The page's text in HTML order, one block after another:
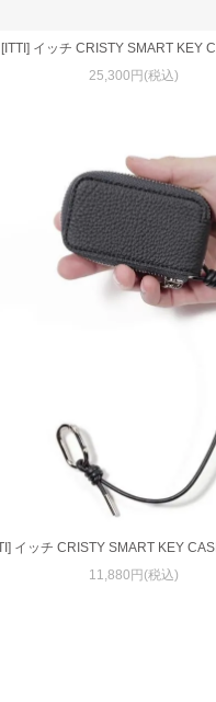
[ITTI] イッチ CRISTY SMART KEY
25,300円(税込)
イッチ CRISTY SMART KEY
11,880円(税込)